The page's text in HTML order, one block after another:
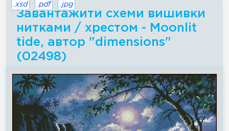
Завантажити схеми вишивки
нитками / хрестом - Moonlit
tide, автор "dimensions"
(02498)
.xsd .pdf .jpg